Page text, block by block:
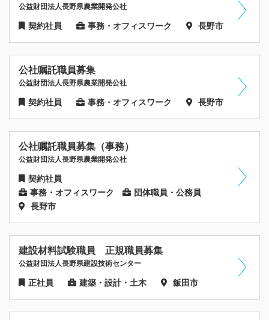
公益財団法人長野県農業開発公社
契約社員 事務・オフィスワーク 長野市
公社嘱託職員募集
公益財団法人長野県農業開発公社
契約社員 事務・オフィスワーク 長野市
公社嘱託職員募集（事務）
公益財団法人長野県農業開発公社
契約社員
事務・オフィスワーク
団体職員・公務員
長野市
建設材料試験職員 正規職員募集
公益財団法人長野県建設技術センター
正社員 建築・設計・土木 飯田市